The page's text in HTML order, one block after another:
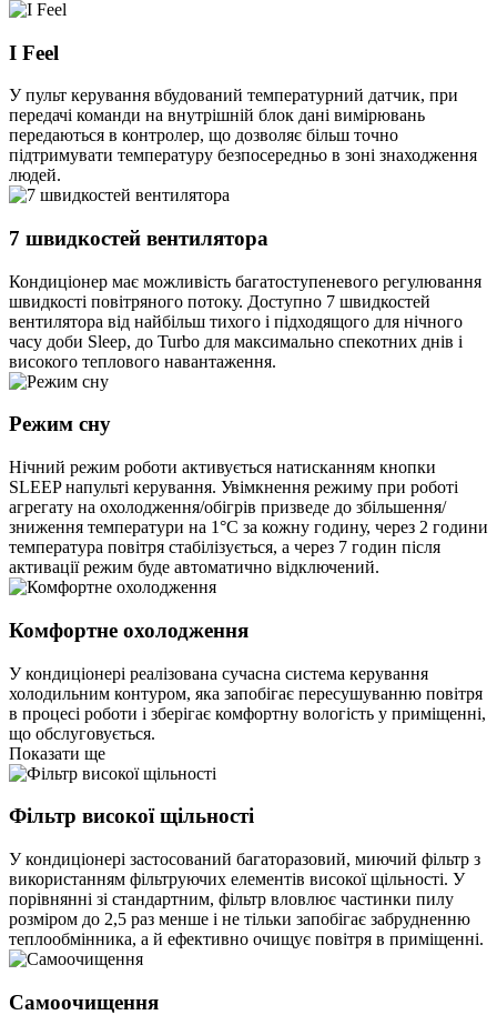
I Feel
У пульт керування вбудований температурний датчик, при
передачі команди на внутрішній блок дані вимірювань
передаються в контролер, що дозволяє більш точно
підтримувати температуру безпосередньо в зоні знаходження
людей.
7 швидкостей вентилятора
Кондиціонер має можливість багатоступеневого регулювання
швидкості повітряного потоку. Доступно 7 швидкостей
вентилятора від найбільш тихого і підходящого для нічного
часу доби Sleep, до Turbo для максимально спекотних днів і
високого теплового навантаження.
Режим сну
Нічний режим роботи активується натисканням кнопки
SLEEP напульті керування. Увімкнення режиму при роботі
агрегату на охолодження/обігрів призведе до збільшення/
зниження температури на 1°С за кожну годину, через 2 години
температура повітря стабілізується, а через 7 годин після
активації режим буде автоматично відключений.
Комфортне охолодження
У кондиціонері реалізована сучасна система керування
холодильним контуром, яка запобігає пересушуванню повітря
в процесі роботи і зберігає комфортну вологість у приміщенні,
що обслуговується.
Показати ще
Фільтр високої щільності
У кондиціонері застосований багаторазовий, миючий фільтр з
використанням фільтруючих елементів високої щільності. У
порівнянні зі стандартним, фільтр вловлює частинки пилу
розміром до 2,5 раз менше і не тільки запобігає забрудненню
теплообмінника, а й ефективно очищує повітря в приміщенні.
Самоочищення